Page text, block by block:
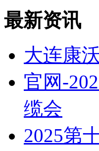
最新资讯
大连康
官网-
缆会
2025第